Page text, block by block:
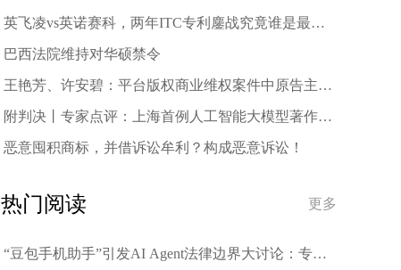
兴诉三星案作出一审判决
英飞凌vs英诺赛科，两年ITC专利鏖战究竟谁是最终
赢家？
巴西法院维持对华硕禁令
王艳芳、许安碧：平台版权商业维权案件中原告主体
资格的司法审查与规制
附判决丨专家点评：上海首例人工智能大模型著作权
侵权案二审宣判
恶意囤积商标，并借诉讼牟利？构成恶意诉讼！
热门阅读 更多
“豆包手机助手”引发AI Agent法律边界大讨论：专家